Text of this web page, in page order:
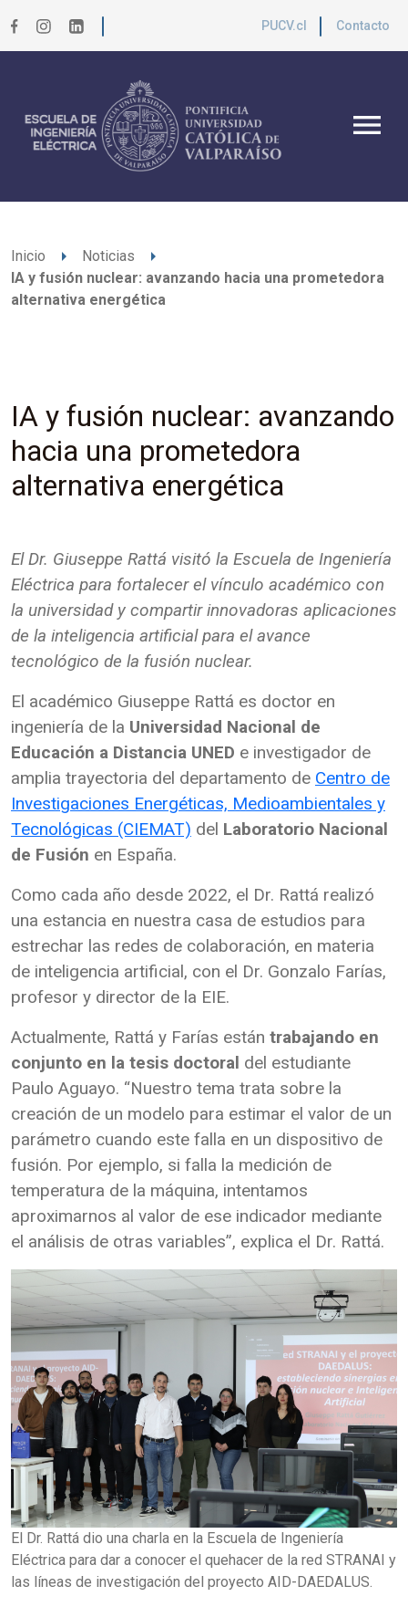
PUCV.cl Contacto
menu
Inicio arrow_right Noticias arrow_right
IA y fusión nuclear: avanzando hacia una prometedora
alternativa energética
IA y fusión nuclear: avanzando
hacia una prometedora
alternativa energética
El Dr. Giuseppe Rattá visitó la Escuela de Ingeniería
Eléctrica para fortalecer el vínculo académico con
la universidad y compartir innovadoras aplicaciones
de la inteligencia artificial para el avance
tecnológico de la fusión nuclear.
El académico Giuseppe Rattá es doctor en
ingeniería de la Universidad Nacional de
Educación a Distancia UNED e investigador de
amplia trayectoria del departamento de Centro de
Investigaciones Energéticas, Medioambientales y
Tecnológicas (CIEMAT) del Laboratorio Nacional
de Fusión en España.
Como cada año desde 2022, el Dr. Rattá realizó
una estancia en nuestra casa de estudios para
estrechar las redes de colaboración, en materia
de inteligencia artificial, con el Dr. Gonzalo Farías,
profesor y director de la EIE.
Actualmente, Rattá y Farías están trabajando en
conjunto en la tesis doctoral del estudiante
Paulo Aguayo. “Nuestro tema trata sobre la
creación de un modelo para estimar el valor de un
parámetro cuando este falla en un dispositivo de
fusión. Por ejemplo, si falla la medición de
temperatura de la máquina, intentamos
aproximarnos al valor de ese indicador mediante
el análisis de otras variables”, explica el Dr. Rattá.
El Dr. Rattá dio una charla en la Escuela de Ingeniería
Eléctrica para dar a conocer el quehacer de la red STRANAI y
las líneas de investigación del proyecto AID-DAEDALUS.